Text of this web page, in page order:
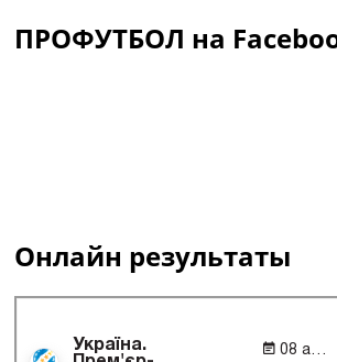
ПРОФУТБОЛ на
Онлайн результаты